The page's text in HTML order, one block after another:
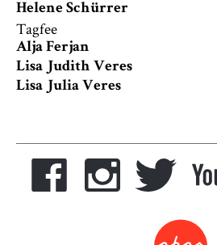
Helene Schürrer
Tagfee
Alja Ferjan
Lisa Judith Veres
Lisa Julia Veres